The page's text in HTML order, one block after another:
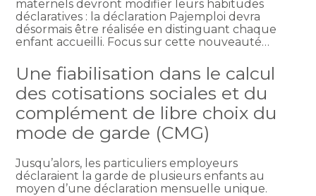
maternels devront modifier leurs habitudes
déclaratives : la déclaration Pajemploi devra
désormais être réalisée en distinguant chaque
enfant accueilli. Focus sur cette nouveauté…
Une fiabilisation dans le calcul
des cotisations sociales et du
complément de libre choix du
mode de garde (CMG)
Jusqu’alors, les particuliers employeurs
déclaraient la garde de plusieurs enfants au
moyen d’une déclaration mensuelle unique.